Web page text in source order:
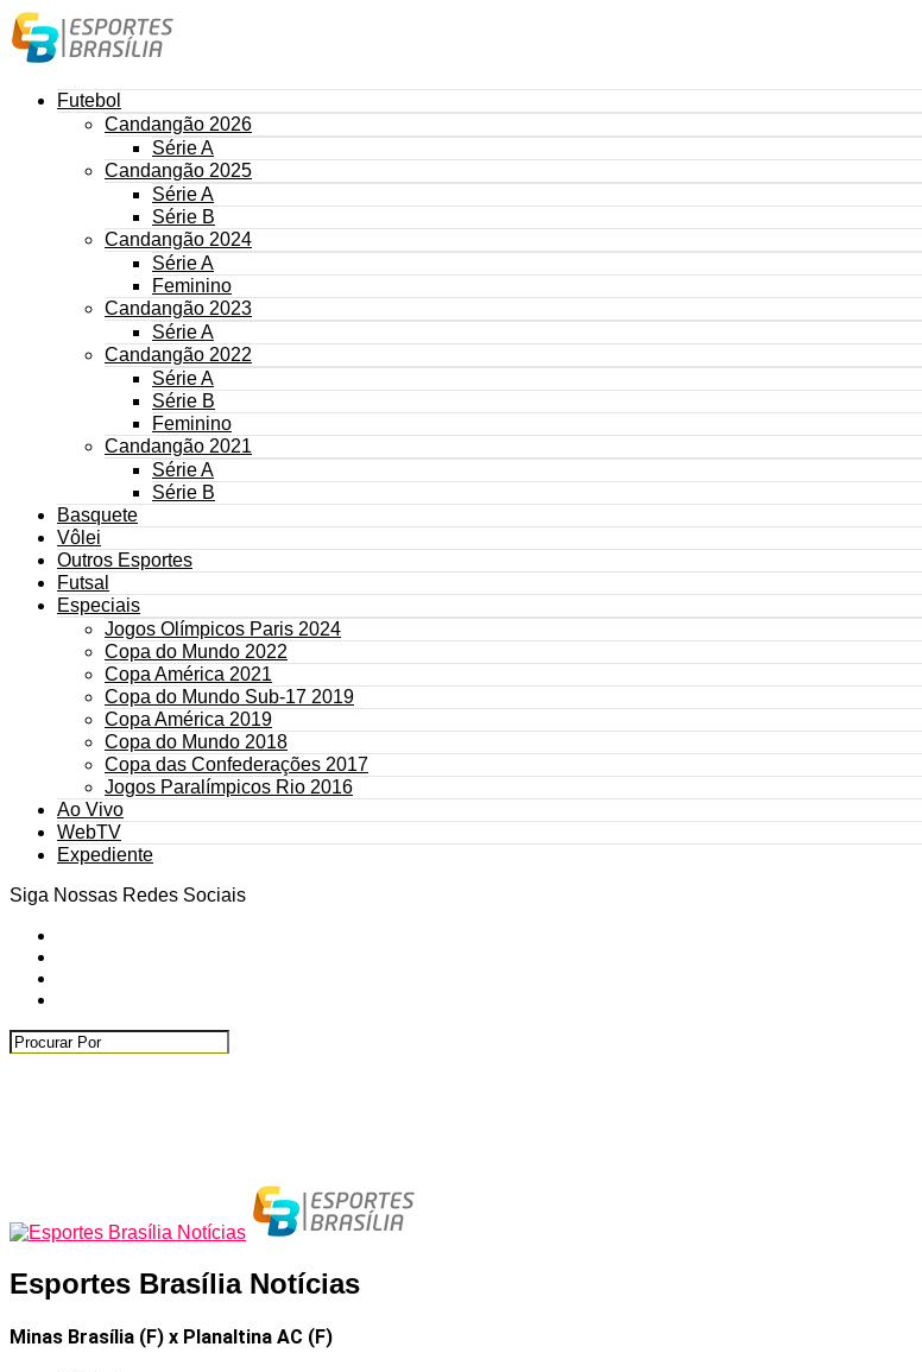
Futebol
Candangão 2026
Série A
Candangão 2025
Série A
Série B
Candangão 2024
Série A
Feminino
Candangão 2023
Série A
Candangão 2022
Série A
Série B
Feminino
Candangão 2021
Série A
Série B
Basquete
Vôlei
Outros Esportes
Futsal
Especiais
Jogos Olímpicos Paris 2024
Copa do Mundo 2022
Copa América 2021
Copa do Mundo Sub-17 2019
Copa América 2019
Copa do Mundo 2018
Copa das Confederações 2017
Jogos Paralímpicos Rio 2016
Ao Vivo
WebTV
Expediente
Siga Nossas Redes Sociais
Esportes Brasília Notícias
Minas Brasília (F) x Planaltina AC (F)